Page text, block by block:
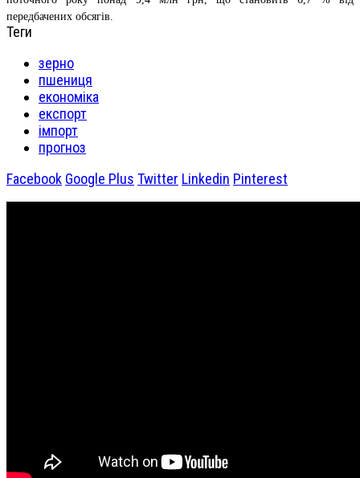
передбачених обсягів.
Теги
зерно
пшениця
економіка
експорт
імпорт
прогноз
Facebook Google Plus Twitter Linkedin Pinterest